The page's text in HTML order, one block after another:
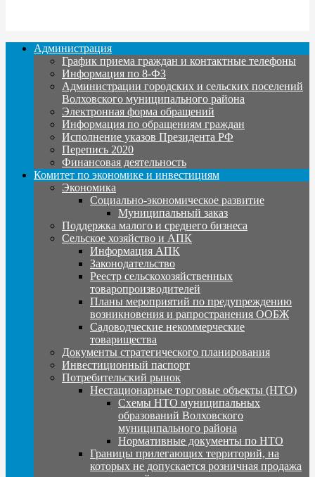
Администрация
График приема граждан и контактные телефоны
Информация по 8-ФЗ
Администрации городских и сельских поселений
Волховского муниципального района
Электронная форма обращений
Информация по обращениям граждан
Исполнение указов Президента РФ
Перепись 2020
Финансовая деятельность
Комитет по экономике и инвестициям
Экономика
Социально-экономическое развитие
Муниципальный заказ
Поддержка малого и среднего бизнеса
Сельское хозяйство и АПК
Информация АПК
Законодательство
Реестр сельскохозяйственных
товаропроизводителей
Планы мероприятий по предупреждению
возникновения и рапространения ООБЖ
Садоводческие некоммерческие
товарищества
Документы стратегического планирования
Инвестиционный паспорт
Потребительский рынок
Нестационарные торговые объекты (НТО)
Схемы НТО муниципальных
образований Волховского
муниципального района
Нормативные документы по НТО
Границы прилегающих территорий, на
которых не допускается розничная продажа